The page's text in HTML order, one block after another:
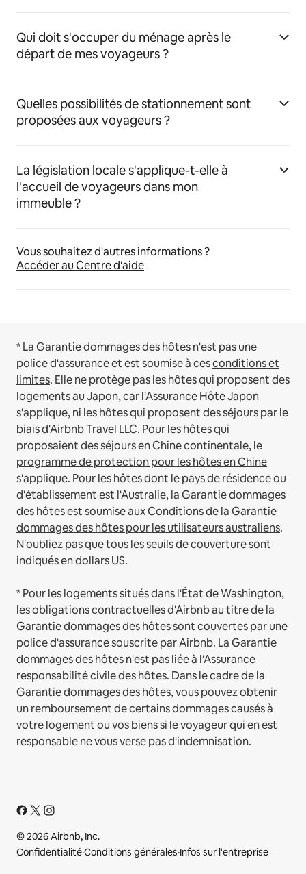
Qui doit s'occuper du ménage après le
départ de mes voyageurs ?
Quelles possibilités de stationnement sont
proposées aux voyageurs ?
La législation locale s'applique-t-elle à
l'accueil de voyageurs dans mon
immeuble ?
Vous souhaitez d'autres informations ?
Accéder au Centre d'aide
* La Garantie dommages des hôtes n'est pas une
police d'assurance et est soumise à cesconditions et
limites. Elle ne protège pas les hôtes qui proposent des
logements au Japon, car l'Assurance Hôte Japon
s'applique, ni les hôtes qui proposent des séjours par le
biais d'Airbnb Travel LLC. Pour les hôtes qui
proposaient des séjours en Chine continentale, le
programme de protection pour les hôtes en Chine
s'applique. Pour les hôtes dont le pays de résidence ou
d'établissement est l'Australie, la Garantie dommages
des hôtes est soumise auxConditions de la Garantie
dommages des hôtes pour les utilisateurs australiens.
N'oubliez pas que tous les seuils de couverture sont
indiqués en dollars US.
* Pour les logements situés dans l'État de Washington,
les obligations contractuelles d'Airbnb au titre de la
Garantie dommages des hôtes sont couvertes par une
police d'assurance souscrite par Airbnb. La Garantie
dommages des hôtes n'est pas liée à l'Assurance
responsabilité civile des hôtes. Dans le cadre de la
Garantie dommages des hôtes, vous pouvez obtenir
un remboursement de certains dommages causés à
votre logement ou vos biens si le voyageur qui en est
responsable ne vous verse pas d'indemnisation.
© 2026 Airbnb, Inc.
Confidentialité·Conditions générales·Infos sur l'entreprise